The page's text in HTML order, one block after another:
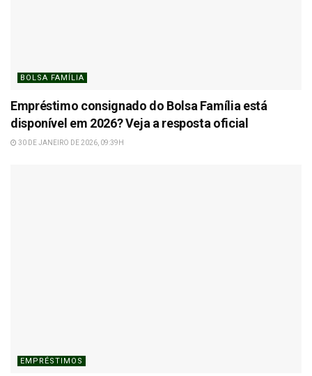
BOLSA FAMÍLIA
Empréstimo consignado do Bolsa Família está
disponível em 2026? Veja a resposta oficial
30 DE JANEIRO DE 2026, 09:39H
EMPRÉSTIMOS